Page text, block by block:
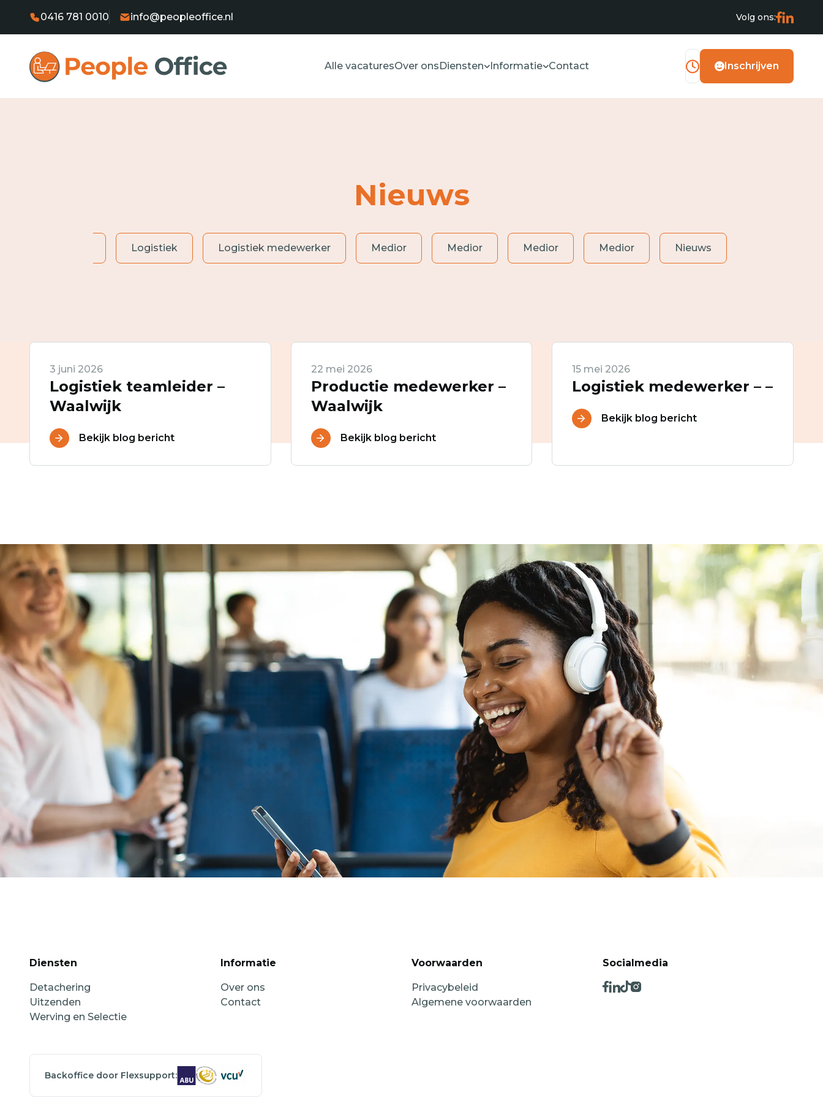
0416 781 0010 info@peopleoffice.nl Volg ons:
Alle vacaturesOver onsDiensten Informatie Contact Inschrijven
Nieuws
Logistiek Logistiek medewerker Medior Medior Medior Medior Nieuws
3 juni 2026
Logistiek teamleider –
Waalwijk
Bekijk blog bericht
22 mei 2026
Productie medewerker –
Waalwijk
Bekijk blog bericht
15 mei 2026
Logistiek medewerker – –
Bekijk blog bericht
Diensten
Detachering
Uitzenden
Werving en Selectie
Informatie
Over ons
Contact
Voorwaarden
Privacybeleid
Algemene voorwaarden
Socialmedia
Backoffice door Flexsupport:
Alerts ontvangen